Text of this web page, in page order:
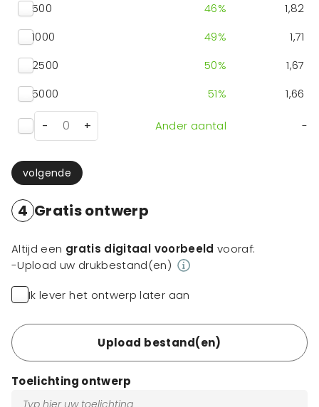
500
46%
1,82
1000
49%
1,71
2500
50%
1,67
5000
51% 1,66
- + Ander aantal -
volgende
4 Gratis ontwerp
Altijd een gratis digitaal voorbeeld vooraf:
-Upload uw drukbestand(en)
Ik lever het ontwerp later aan
Upload bestand(en)
Toelichting ontwerp